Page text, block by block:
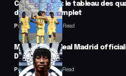
CAN féminine : le tableau des
désormais complet
Panafrofoot2 Min Read
Mercato : Le Real Madrid
Diomandé
Panafrofoot1 Min Read